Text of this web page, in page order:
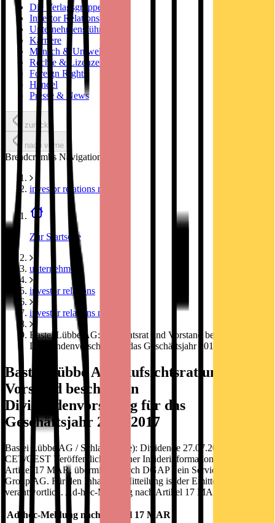
Die Verlagsgruppe
Investor Relations
Unternehmensführung
Karriere
Mensch & Umwelt
Rechte & Lizenzen
Foreign Rights
Handel
Presse & News
zurück
nach vorne
Breadcrumbs Navigation
investor relations news
Zur Startseite
unternehmen
investor relations
investor relations news
Bastei Lübbe AG: Aufsichtsrat und Vorstand beschließen
Dividendenvorschlag für das Geschäftsjahr 2016/2017
Bastei Lübbe AG: Aufsichtsrat und
Vorstand beschließen
Dividendenvorschlag für das
Geschäftsjahr 2016/2017
Bastei Lübbe AG / Schlagwort(e): Dividende 27.07.2017 / 13:36
CET/CEST Veröffentlichung einer Insiderinformation gemäß
Artikel 17 MAR, übermittelt durch DGAP - ein Service der EQS
Group AG. Für den Inhalt der Mitteilung ist der Emittent
verantwortlich. Ad-hoc-Meldung nach Artikel 17 MAR
Ad-hoc-Meldung nach Artikel 17 MAR